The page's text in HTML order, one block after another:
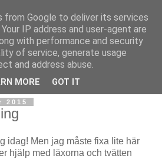
2015
idag! Men jag måste fixa lite här
hjälp med läxorna och tvätten
from Google to deliver its services
IP address and user-agent are
with performance and security
of service, generate usage
and address abuse.
MORE GOT IT